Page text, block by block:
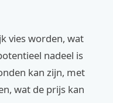
vies worden, wat
nadeel is
kan zijn, met
wat de prijs kan